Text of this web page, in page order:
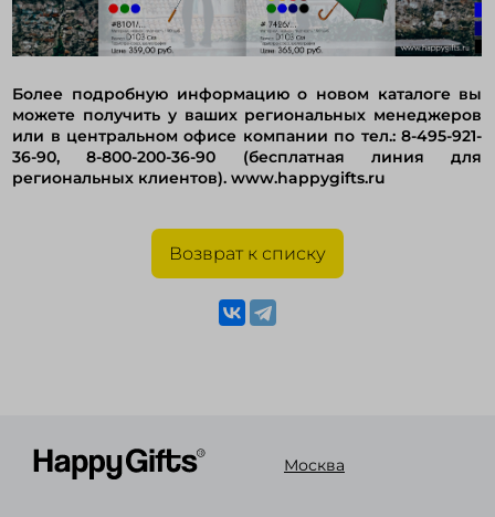
Более подробную информацию о новом каталоге вы
можете получить у ваших региональных менеджеров
или в центральном офисе компании по тел.: 8-495-921-
36-90, 8-800-200-36-90 (бесплатная линия для
региональных клиентов). www.happygifts.ru
Возврат к списку
Москва